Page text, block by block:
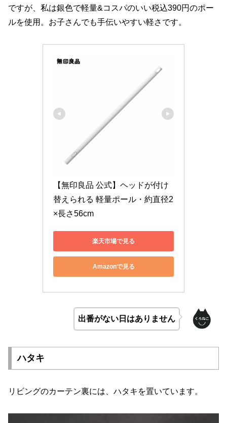
ですが、私は銀色で軽量&コスパのいい税込390円のポー
ルを使用。お子さんでも手伝いやすい軽さです。
【無印良品 公式】ヘッドが付け
替えられる 軽量ポール・約直径2
×長さ56cm
楽天市場で見る
Amazonで見る
出番がない日はありません
ハタキ
リビングのカーテン裏には、ハタキを置いています。